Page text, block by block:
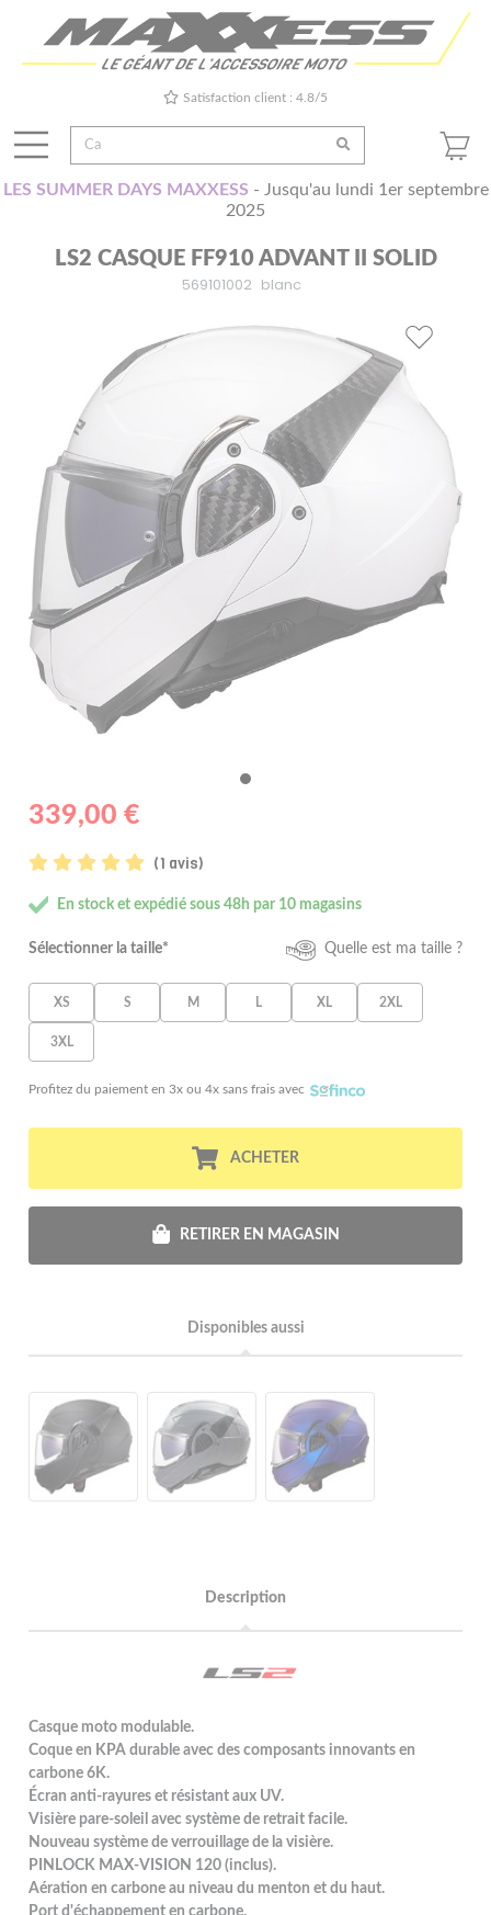
Satisfaction client : 4.8/5
LES SUMMER DAYS MAXXESS - Jusqu'au lundi 1er septembre
2025
LS2 CASQUE FF910 ADVANT II SOLID
569101002 blanc
339,00 €
(1 avis)
En stock et expédié sous 48h par 10 magasins
Sélectionner la taille* Quelle est ma taille ?
XS S M L XL 2XL
3XL
Profitez du paiement en 3x ou 4x sans frais avec
ACHETER
RETIRER EN MAGASIN
Disponibles aussi
Description
Casque moto modulable.
Coque en KPA durable avec des composants innovants en
carbone 6K.
Écran anti-rayures et résistant aux UV.
Visière pare-soleil avec système de retrait facile.
Nouveau système de verrouillage de la visière.
PINLOCK MAX-VISION 120 (inclus).
Aération en carbone au niveau du menton et du haut.
Port d'échappement en carbone.